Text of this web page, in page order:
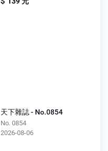
天下雜誌 - No.0854
No. 0854
2026-08-06